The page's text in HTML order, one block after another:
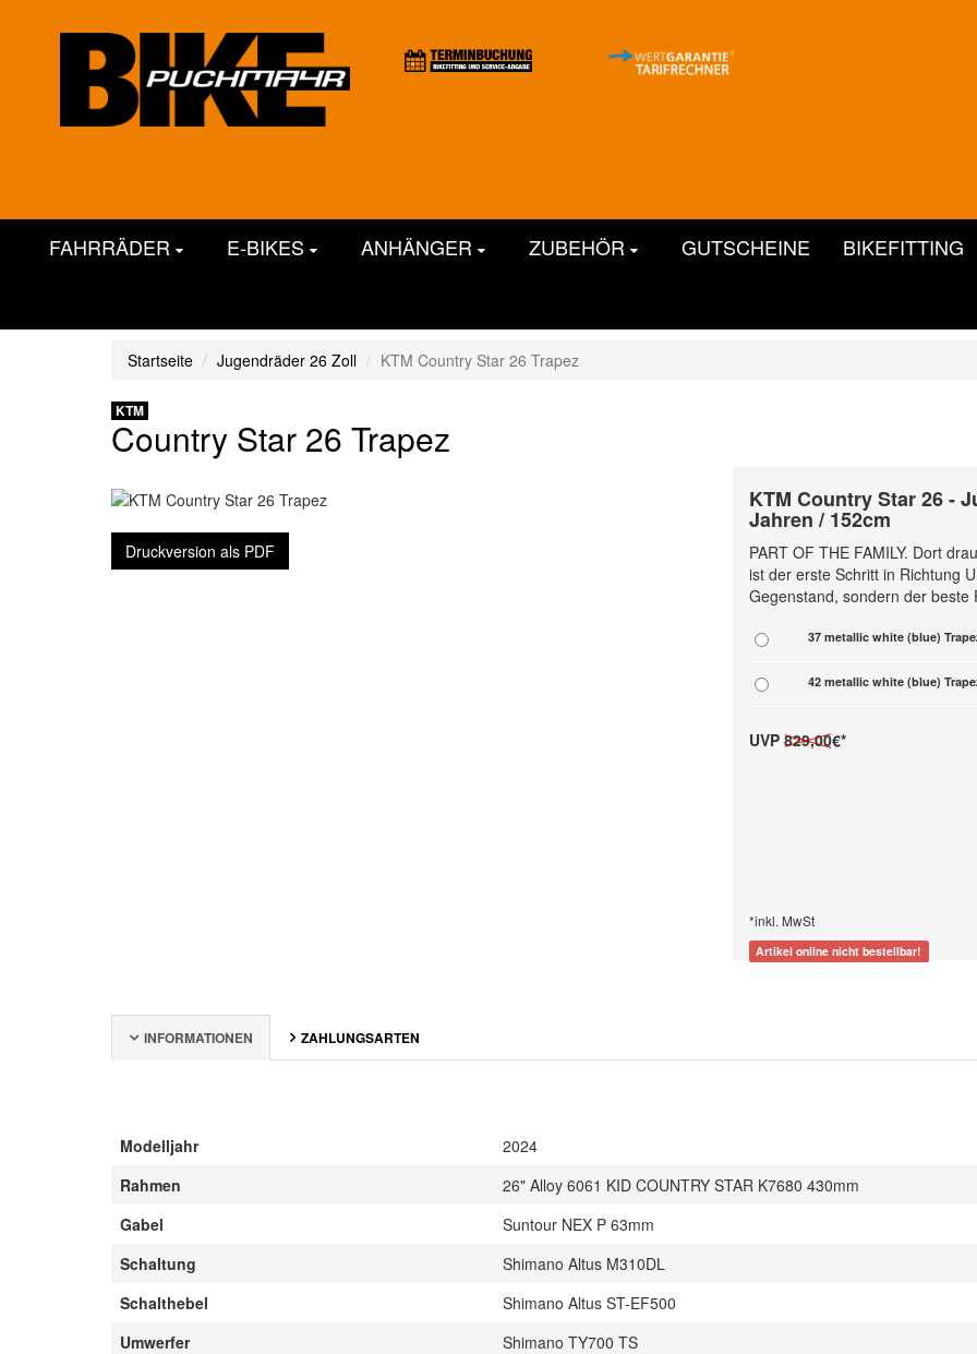
FAHRRÄDER E-BIKES ANHÄNGER ZUBEHÖR GUTSCHEINE BIKEFITTING
Startseite Jugendräder 26 Zoll KTM Country Star 26 Trapez
KTM
Country Star 26 Trapez
Druckversion als PDF
KTM Country Star 26 -
Jahren / 152cm
PART OF THE FAMILY. Dort
ist der erste Schritt in Richtung
Gegenstand, sondern der
37 metallic white (blue)
42 metallic white (blue)
UVP 829,00€*
*inkl. MwSt
Artikel online nicht bestellbar!
INFORMATIONEN ZAHLUNGSARTEN
Modelljahr
2024
Rahmen
26" Alloy 6061 KID COUNTRY STAR K7680 430mm
Gabel
Suntour NEX P 63mm
Schaltung
Shimano Altus M310DL
Schalthebel
Shimano Altus ST-EF500
Umwerfer
Shimano TY700 TS